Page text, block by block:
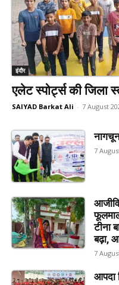
इंदौर
एलेट स्पोर्ट्स की जिला
SAIYAD Barkat Ali - 7 August
7
टीना
बढ़ा,
7
आपदा